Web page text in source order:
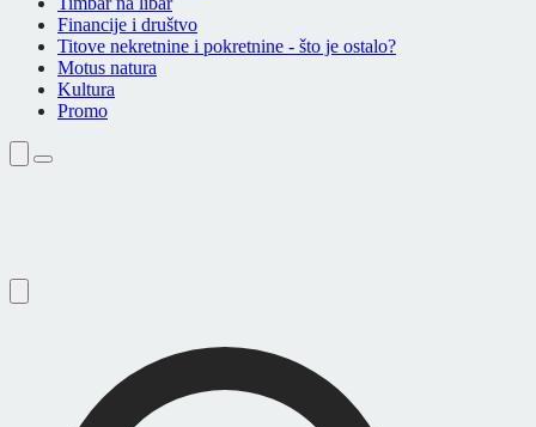
Financije i društvo
Titove nekretnine i pokretnine - što je ostalo?
Motus natura
Kultura
Promo